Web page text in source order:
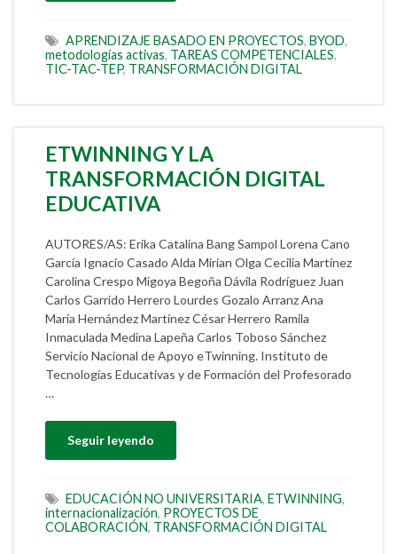
APRENDIZAJE BASADO EN PROYECTOS, BYOD,
metodologías activas, TAREAS COMPETENCIALES,
TIC-TAC-TEP, TRANSFORMACIÓN DIGITAL
ETWINNING Y LA
TRANSFORMACIÓN DIGITAL
EDUCATIVA
AUTORES/AS: Erika Catalina Bang Sampol Lorena Cano
García Ignacio Casado Alda Mirian Olga Cecilia Martínez
Carolina Crespo Migoya Begoña Dávila Rodríguez Juan
Carlos Garrido Herrero Lourdes Gozalo Arranz Ana
María Hernández Martínez César Herrero Ramila
Inmaculada Medina Lapeña Carlos Toboso Sánchez
Servicio Nacional de Apoyo eTwinning. Instituto de
Tecnologías Educativas y de Formación del Profesorado
…
Seguir leyendo
EDUCACIÓN NO UNIVERSITARIA, ETWINNING,
internacionalización, PROYECTOS DE
COLABORACIÓN, TRANSFORMACIÓN DIGITAL